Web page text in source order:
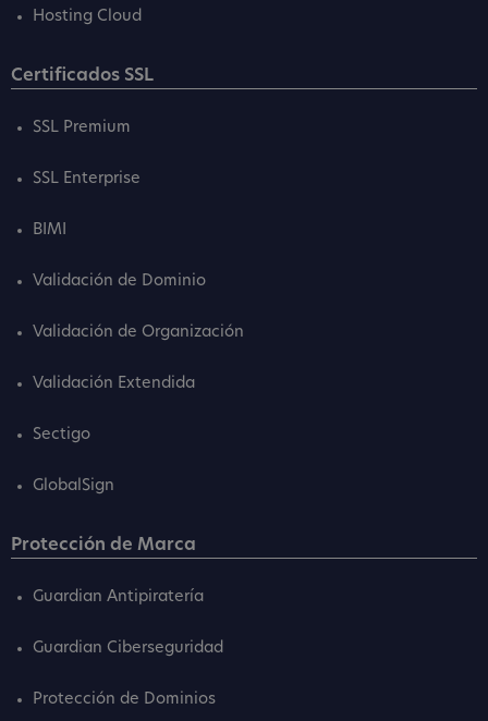
Hosting Cloud
Certificados SSL
SSL Premium
SSL Enterprise
BIMI
Validación de Dominio
Validación de Organización
Validación Extendida
Sectigo
GlobalSign
Protección de Marca
Guardian Antipiratería
Guardian Ciberseguridad
Protección de Dominios